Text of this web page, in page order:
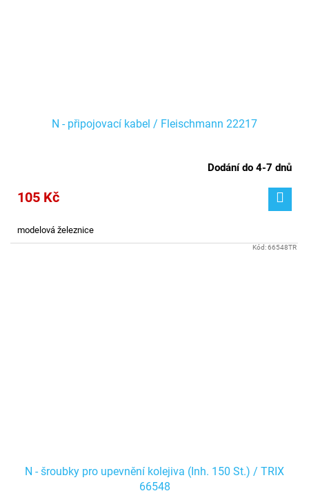
N - připojovací kabel / Fleischmann 22217
Dodání do 4-7 dnů
105 Kč
modelová železnice
N - šroubky pro upevnění kolejiva (Inh. 150 St.) / TRIX
66548
Kód:66548TR